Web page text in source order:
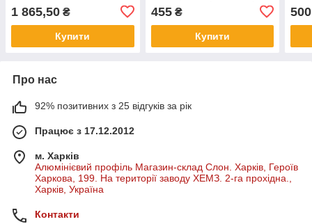
1 865,50 ₴
Купити
455₴
Купити
Про нас
92% позитивних з 25 відгуків за рік
Працює з 17.12.2012
м. Харків
Алюмінієвий профіль Магазин-склад Слон. Харків, Героїв
Харкова, 199. На території заводу ХЕМЗ. 2-га прохідна.,
Харків, Україна
Контакти